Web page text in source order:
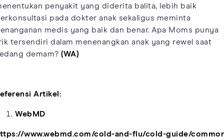
penyakit yang diderita balita, lebih baik
pada dokter anak sekaligus meminta
medis yang baik dan benar. Apa Moms punya
tersendiri dalam menenangkan anak yang rewel saat
demam? (WA)
Artikel:
WebMD
www.webmd.com/cold-and-flu/cold-guide/